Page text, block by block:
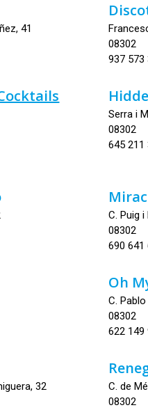
41
08302
937 573
Serra i
08302
645 211
C. Puig
08302
690 641
Oh
C.
08302
622 149
32
C. de
08302